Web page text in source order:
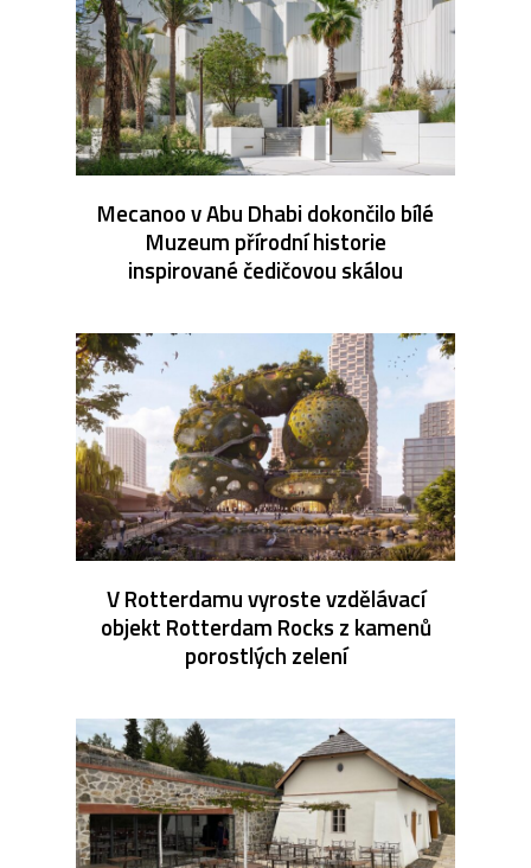
Mecanoo v Abu Dhabi dokončilo bílé
Muzeum přírodní historie
inspirované čedičovou skálou
V Rotterdamu vyroste vzdělávací
objekt Rotterdam Rocks z kamenů
porostlých zelení